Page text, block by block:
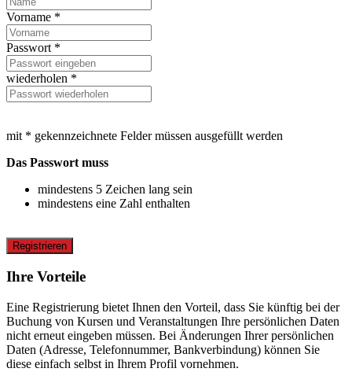
Vorname *
Passwort *
wiederholen *
mit * gekennzeichnete Felder müssen ausgefüllt werden
Das Passwort muss
mindestens 5 Zeichen lang sein
mindestens eine Zahl enthalten
Registrieren
Ihre Vorteile
Eine Registrierung bietet Ihnen den Vorteil, dass Sie künftig bei der
Buchung von Kursen und Veranstaltungen Ihre persönlichen Daten
nicht erneut eingeben müssen. Bei Änderungen Ihrer persönlichen
Daten (Adresse, Telefonnummer, Bankverbindung) können Sie
diese einfach selbst in Ihrem Profil vornehmen.